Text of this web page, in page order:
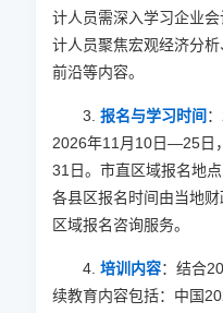
计人员需深入学习企业
计人员聚焦宏观经济分
前沿等内容。
3. 报名与学习时间 ：
2026年11月10日—25日
31日。市直区域报名地
各县区报名时间由当地
区域报名咨询服务。
4. 培训内容：结合
续教育内容包括：中国